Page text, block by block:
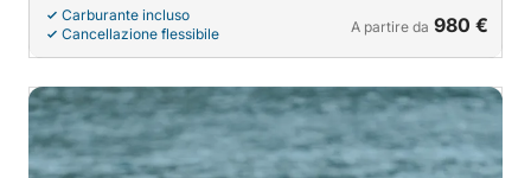
Carburante incluso
Cancellazione flessibile
A partire da 980 €